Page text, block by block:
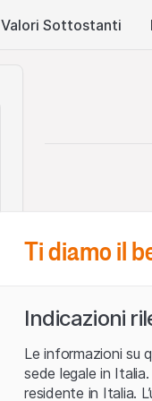
Valori Sottostanti
Ti diamo il
Indicazioni
Le informazioni su
sede legale in
residente in Italia.